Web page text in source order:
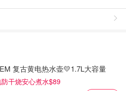
复古黄电热水壶💛1.7L大容量
防干烧安心煮水$89